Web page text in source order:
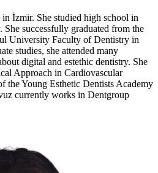
İzmir. She studied high school in
successfully graduated from the
University Faculty of Dentistry in
studies, she attended many
digital and estethic dentistry. She
Approach in Cardiovascular
the Young Esthetic Dentists Academy
currently works in Dentgroup